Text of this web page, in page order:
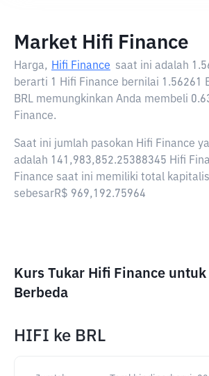
Market Hifi Finance
Harga, Hifi Finance saat ini adalah
berarti 1 Hifi Finance bernilai 1.56261
BRL memungkinkan Anda membeli
Finance.
Saat ini jumlah pasokan Hifi Finance
adalah 141,983,852.25388345 Hifi
Finance saat ini memiliki total
sebesarR$ 969,192.75964
Kurs Tukar Hifi Finance
Berbeda
HIFI ke BRL